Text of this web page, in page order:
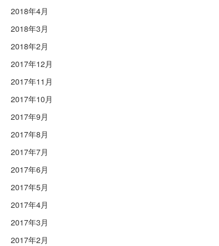
2018年4月
2018年3月
2018年2月
2017年12月
2017年11月
2017年10月
2017年9月
2017年8月
2017年7月
2017年6月
2017年5月
2017年4月
2017年3月
2017年2月